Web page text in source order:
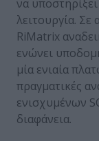
να
λειτουργία. Σε
RiMatrix
ενώνει
μία ενιαία
πραγματικές
ενισχυμένων
διαφάνεια.